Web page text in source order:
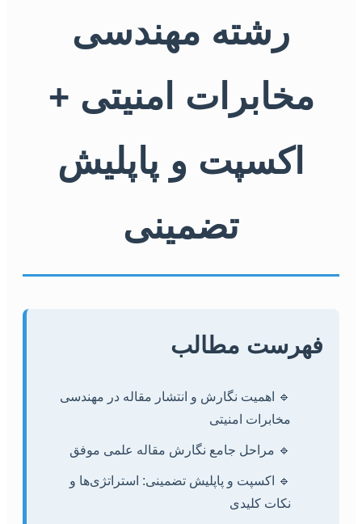
رشته مهندسی
مخابرات امنیتی +
اکسپت و پاپلیش
تضمینی
فهرست مطالب
🔹 اهمیت نگارش و انتشار مقاله در مهندسی
مخابرات امنیتی
🔹 مراحل جامع نگارش مقاله علمی موفق
🔹 اکسپت و پاپلیش تضمینی: استراتژی‌ها و
نکات کلیدی